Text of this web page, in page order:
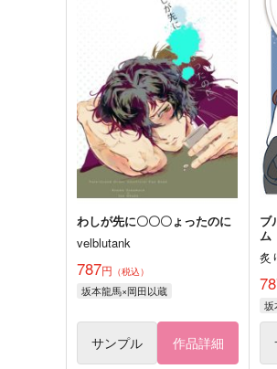
わしが先に〇〇〇ょったのに
velblutank
787円 （税込）
坂本龍馬×岡田以蔵
サンプル 作品詳細
ブ
ム
炙
坂